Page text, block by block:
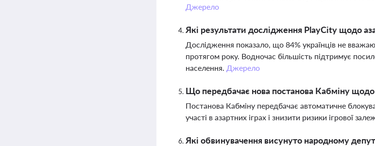
Джерело
Які результати дослідження PlayCity щодо
Дослідження показало, що 84% українців не
протягом року. Водночас більшість підтримує
населення. Джерело
Що передбачає нова постанова Кабміну щодо
Постанова Кабміну передбачає автоматичне
участі в азартних іграх і знизити ризики ігрової
Які обвинувачення висунуто народному